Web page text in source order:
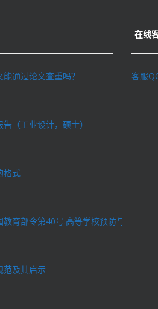
通过论文查重吗？
（工业设计，硕士）
格式
育部令第40号:高等学校预防与处理学术
范及其启示
在线
客服